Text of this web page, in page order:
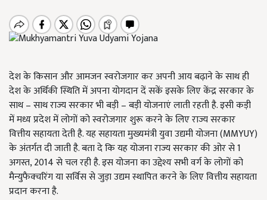
देश के किसान और आमजन स्वरोजगार कर अपनी आय बढ़ाने के साथ ही
देश के अर्थिकी स्थिति में अपना योगदान दें सकें इसके लिए केंद्र सरकार के
साथ – साथ राज्य सरकार भी बड़ी – बड़ी योजनाएं लाती रहती है. इसी कड़ी
में मध्य प्रदेश में लोगों को स्वरोजगार शुरू करने के लिए राज्य सरकार
वित्तीय सहायता देती है. यह सहायता मुख्यमंत्री युवा उद्यमी योजना (MMYUY)
के अंतर्गत दी जाती है. बता दे कि यह योजना राज्य सरकार की ओर से 1
अगस्त, 2014 से चल रही है. इस योजना का उद्देश्य सभी वर्ग के लोगों को
मैन्युफैक्चरिंग या सर्विस से जुड़ा उद्यम स्थापित करने के लिए वित्तीय सहायता
प्रदान करना है.